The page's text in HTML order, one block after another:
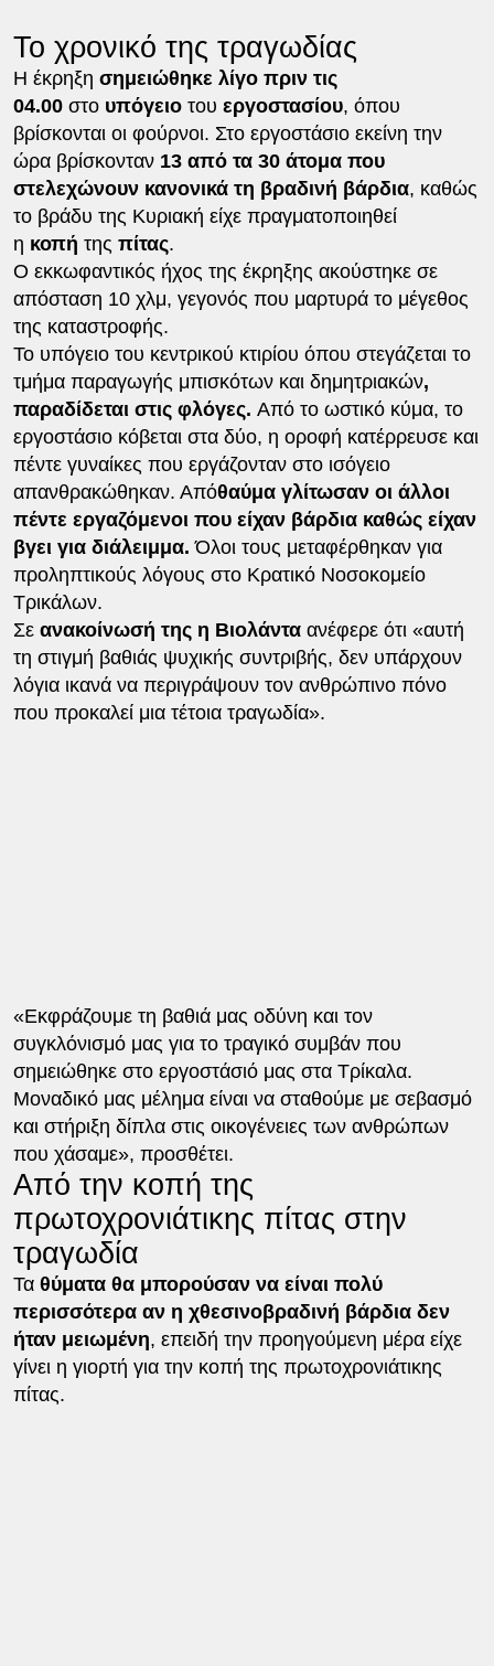
Το χρονικό της τραγωδίας
Η έκρηξη σημειώθηκε λίγο πριν τις
04.00στο υπόγειοτου εργοστασίου, όπου
βρίσκονται οι φούρνοι. Στο εργοστάσιο εκείνη την
ώρα βρίσκονταν 13 από τα 30 άτομα που
στελεχώνουν κανονικά τη βραδινή βάρδια, καθώς
το βράδυ της Κυριακή είχε πραγματοποιηθεί
η κοπή της πίτας.
Ο εκκωφαντικός ήχος της έκρηξης ακούστηκε σε
απόσταση 10 χλμ, γεγονός που μαρτυρά το μέγεθος
της καταστροφής.
Το υπόγειο του κεντρικού κτιρίου όπου στεγάζεται το
τμήμα παραγωγής μπισκότων και δημητριακών,
παραδίδεται στις φλόγες. Από το ωστικό κύμα, το
εργοστάσιο κόβεται στα δύο, η οροφή κατέρρευσε και
πέντε γυναίκες που εργάζονταν στο ισόγειο
απανθρακώθηκαν. Απόθαύμα γλίτωσαν οι άλλοι
πέντε εργαζόμενοι που είχαν βάρδια καθώς είχαν
βγει για διάλειμμα. Όλοι τους μεταφέρθηκαν για
προληπτικούς λόγους στο Κρατικό Νοσοκομείο
Τρικάλων.
Σε ανακοίνωσή της η Βιολάνταανέφερε ότι «αυτή
τη στιγμή βαθιάς ψυχικής συντριβής, δεν υπάρχουν
λόγια ικανά να περιγράψουν τον ανθρώπινο πόνο
που προκαλεί μια τέτοια τραγωδία».
«Εκφράζουμε τη βαθιά μας οδύνη και τον
συγκλόνισμό μας για το τραγικό συμβάν που
σημειώθηκε στο εργοστάσιό μας στα Τρίκαλα.
Μοναδικό μας μέλημα είναι να σταθούμε με σεβασμό
και στήριξη δίπλα στις οικογένειες των ανθρώπων
που χάσαμε», προσθέτει.
Από την κοπή της
πρωτοχρονιάτικης πίτας στην
τραγωδία
Τα θύματα θα μπορούσαν να είναι πολύ
περισσότερα αν η χθεσινοβραδινή βάρδια δεν
ήταν μειωμένη, επειδή την προηγούμενη μέρα είχε
γίνει η γιορτή για την κοπή της πρωτοχρονιάτικης
πίτας.